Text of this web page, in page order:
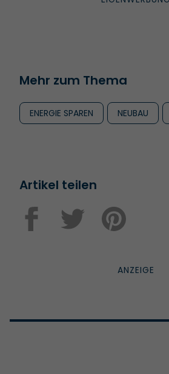
Mehr zum Thema
ENERGIE SPAREN NEUBAU
Artikel teilen